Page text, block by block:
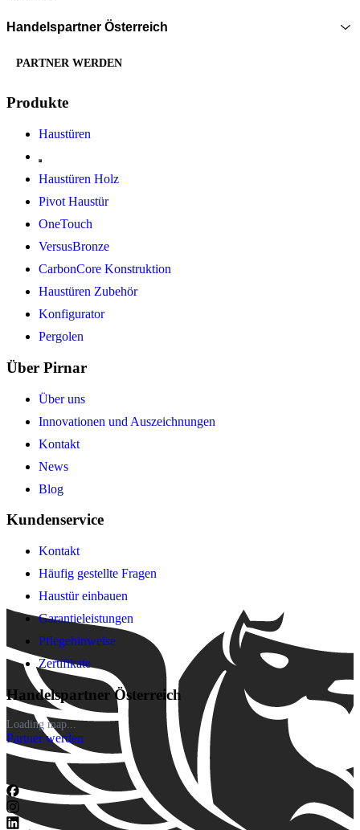
Handelspartner Österreich
PARTNER WERDEN
Produkte
Haustüren
Haustüren Holz
Pivot Haustür
OneTouch
VersusBronze
CarbonCore Konstruktion
Haustüren Zubehör
Konfigurator
Pergolen
Über Pirnar
Über uns
Innovationen und Auszeichnungen
Kontakt
News
Blog
Kundenservice
Kontakt
Häufig gestellte Fragen
Haustür einbauen
Garantieleistungen
Pflegehinweise
Zertifikate
Handelspartner Österreich
Loading map...
Partner werden